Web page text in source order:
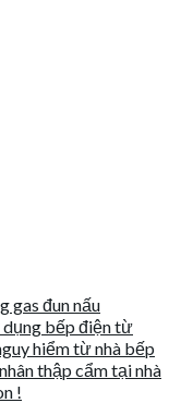
gas đun nấu
bếp điện từ
hiểm từ nhà bếp
thập cẩm tại nhà
!